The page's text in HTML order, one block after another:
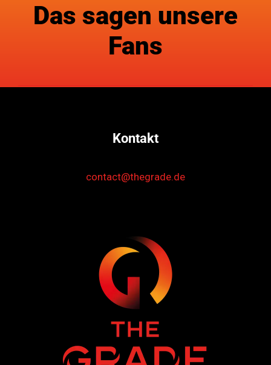
Das sagen unsere
Fans
Kontakt
contact@thegrade.de